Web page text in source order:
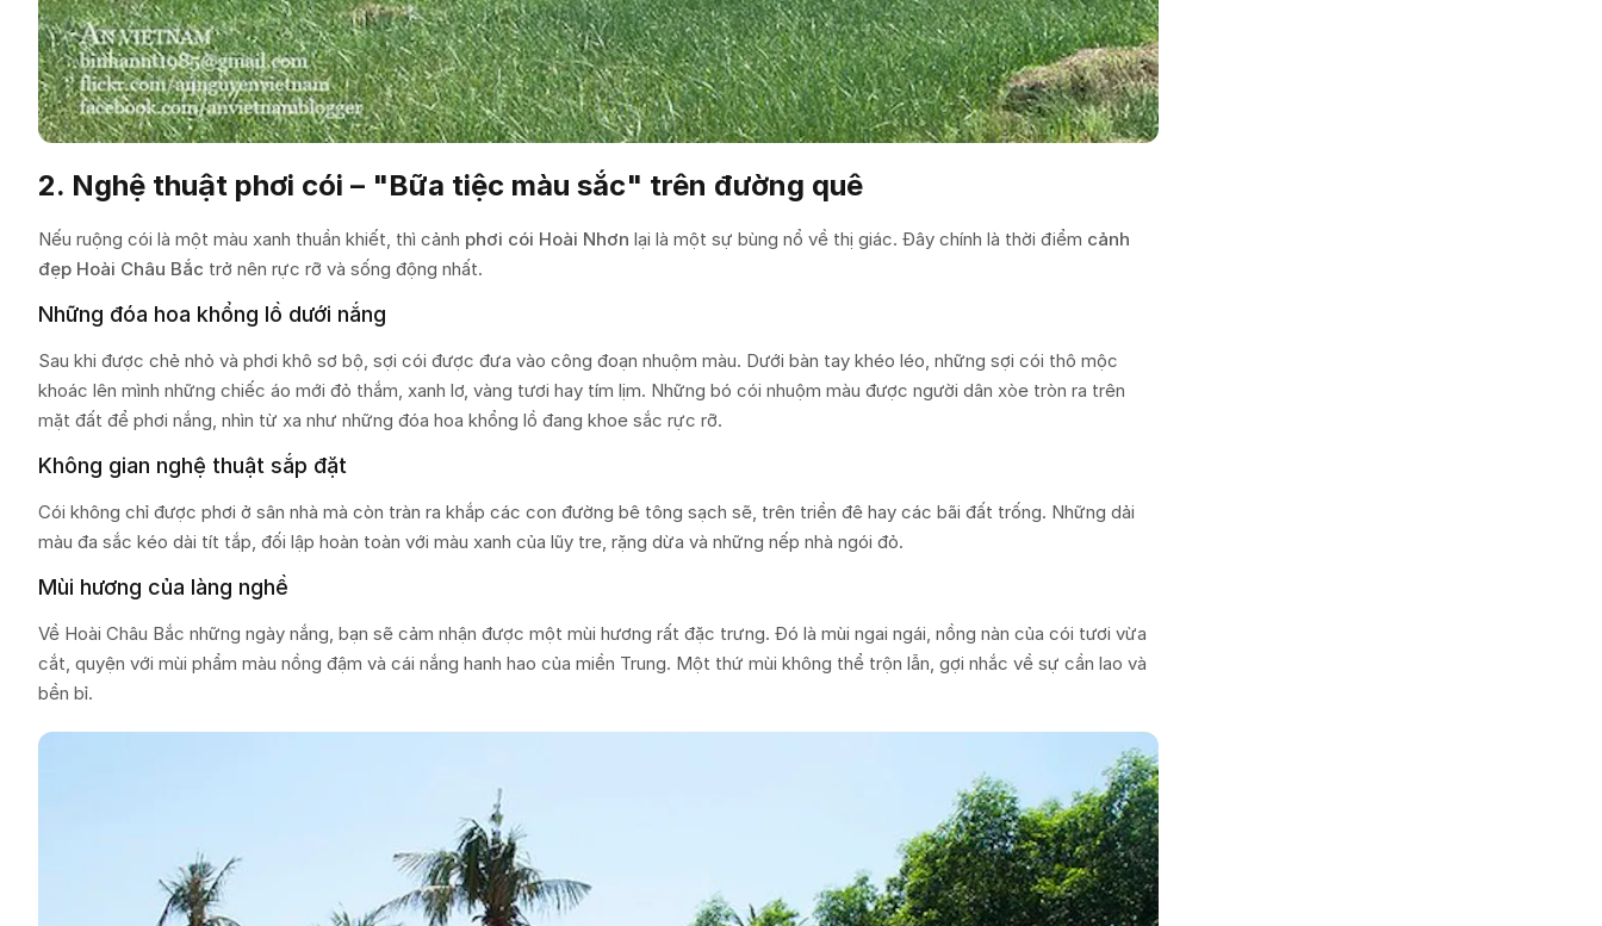
2. Nghệ thuật phơi cói – "Bữa tiệc màu sắc" trên đường quê
Nếu ruộng cói là một màu xanh thuần khiết, thì cảnh phơi cói Hoài Nhơn lại là một sự bùng nổ về thị giác. Đây chính là thời điểm cảnh
đẹp Hoài Châu Bắc trở nên rực rỡ và sống động nhất.
Những đóa hoa khổng lồ dưới nắng
Sau khi được chẻ nhỏ và phơi khô sơ bộ, sợi cói được đưa vào công đoạn nhuộm màu. Dưới bàn tay khéo léo, những sợi cói thô mộc
khoác lên mình những chiếc áo mới đỏ thắm, xanh lơ, vàng tươi hay tím lịm. Những bó cói nhuộm màu được người dân xòe tròn ra trên
mặt đất để phơi nắng, nhìn từ xa như những đóa hoa khổng lồ đang khoe sắc rực rỡ.
Không gian nghệ thuật sắp đặt
Cói không chỉ được phơi ở sân nhà mà còn tràn ra khắp các con đường bê tông sạch sẽ, trên triền đê hay các bãi đất trống. Những dải
màu đa sắc kéo dài tít tắp, đối lập hoàn toàn với màu xanh của lũy tre, rặng dừa và những nếp nhà ngói đỏ.
Mùi hương của làng nghề
Về Hoài Châu Bắc những ngày nắng, bạn sẽ cảm nhận được một mùi hương rất đặc trưng. Đó là mùi ngai ngái, nồng nàn của cói tươi vừa
cắt, quyện với mùi phẩm màu nồng đậm và cái nắng hanh hao của miền Trung. Một thứ mùi không thể trộn lẫn, gợi nhắc về sự cần lao và
bền bỉ.